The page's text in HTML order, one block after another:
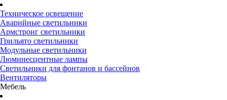
Техническое освещение
Аварийные светильники
Армстронг светильники
Грильято светильники
Модульные светильники
Люминесцентные лампы
Светильники для фонтанов и бассейнов
Вентиляторы
Мебель